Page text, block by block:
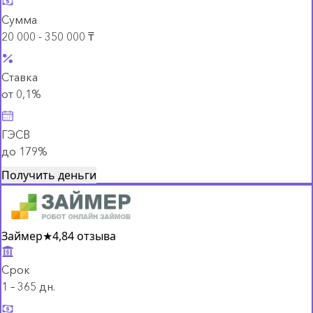
Сумма
20 000 - 350 000 ₸
Ставка
от 0,1%
ГЭСВ
до 179%
Получить деньги
Займер★4,84 отзыва
Срок
1 – 365 дн.